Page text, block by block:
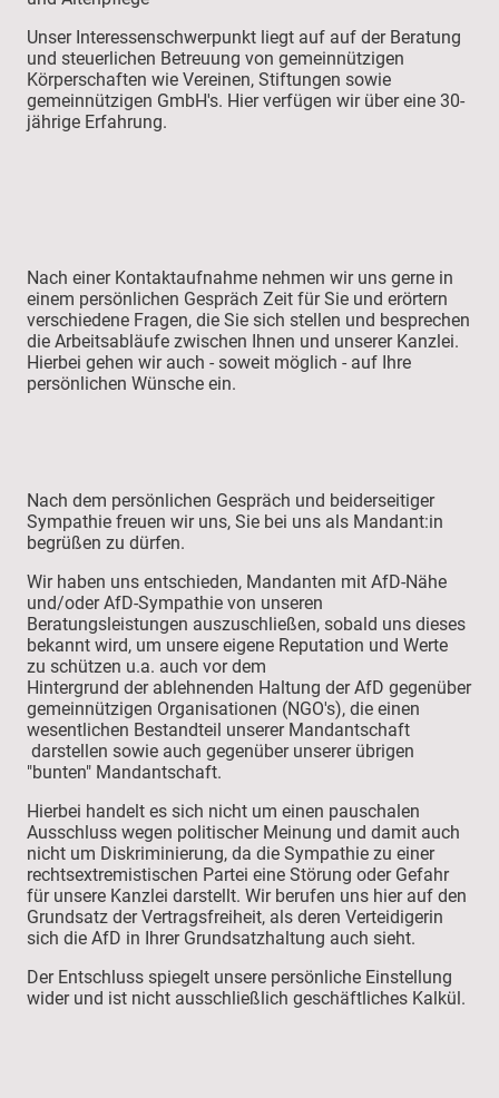
Unser Interessenschwerpunkt liegt auf auf der Beratung
und steuerlichen Betreuung von gemeinnützigen
Körperschaften wie Vereinen, Stiftungen sowie
gemeinnützigen GmbH's. Hier verfügen wir über eine 30-
jährige Erfahrung.
Nach einer Kontaktaufnahme nehmen wir uns gerne in
einem persönlichen Gespräch Zeit für Sie und erörtern
verschiedene Fragen, die Sie sich stellen und besprechen
die Arbeitsabläufe zwischen Ihnen und unserer Kanzlei.
Hierbei gehen wir auch - soweit möglich - auf Ihre
persönlichen Wünsche ein.
Nach dem persönlichen Gespräch und beiderseitiger
Sympathie freuen wir uns, Sie bei uns als Mandant:in
begrüßen zu dürfen.
Wir haben uns entschieden, Mandanten mit AfD-Nähe
und/oder AfD-Sympathie von unseren
Beratungsleistungen auszuschließen, sobald uns dieses
bekannt wird, um unsere eigene Reputation und Werte
zu schützen u.a. auch vor dem
Hintergrund der ablehnenden Haltung der AfD gegenüber
gemeinnützigen Organisationen (NGO's), die einen
wesentlichen Bestandteil unserer Mandantschaft
darstellen sowie auch gegenüber unserer übrigen
"bunten" Mandantschaft.
Hierbei handelt es sich nicht um einen pauschalen
Ausschluss wegen politischer Meinung und damit auch
nicht um Diskriminierung, da die Sympathie zu einer
rechtsextremistischen Partei eine Störung oder Gefahr
für unsere Kanzlei darstellt. Wir berufen uns hier auf den
Grundsatz der Vertragsfreiheit, als deren Verteidigerin
sich die AfD in Ihrer Grundsatzhaltung auch sieht.
Der Entschluss spiegelt unsere persönliche Einstellung
wider und ist nicht ausschließlich geschäftliches Kalkül.